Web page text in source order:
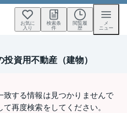
お気に
入り
検索条
件
閲覧履
歴
メ
ニュー
資用不動産（建物）
致する情報は見つかりませんで
再度検索をしてください。